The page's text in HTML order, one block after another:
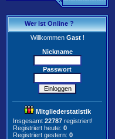
Wer ist Online ?
WillkommenGast!
Nickname
Passwort
Mitgliederstatistik
Insgesamt 22787 registriert!
Registriert heute: 0
Registriert gestern: 0